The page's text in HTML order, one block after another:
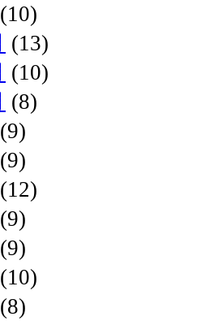
(10)
(13)
(10)
(8)
(9)
(9)
(12)
(9)
(9)
(10)
(8)